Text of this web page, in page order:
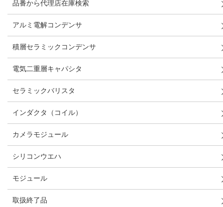
品番から代理店在庫検索
アルミ電解コンデンサ
積層セラミックコンデンサ
電気二重層キャパシタ
セラミックバリスタ
インダクタ（コイル）
カメラモジュール
シリコンウエハ
モジュール
取扱終了品